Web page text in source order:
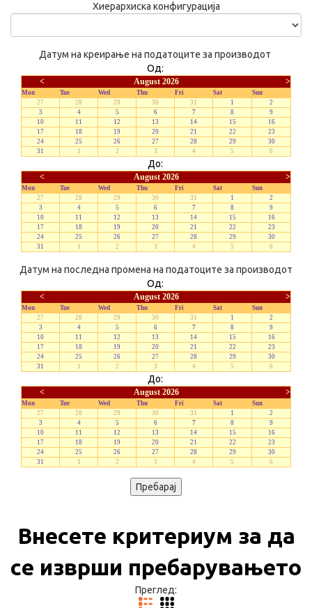
Хиерархиска конфигурација
Датум на креирање на податоците за производот
Од:
< August 2026 >
Mon Tue Wed Thu Fri Sat
Sun
27
28 29 30 31 1
2
3
4 5 6 7 8
9
10
11 12 13 14 15
16
17
18 19 20 21 22
23
24
25 26 27 28 29
30
31
1 2 3 4 5 6
До:
< August 2026 >
Mon Tue Wed Thu Fri Sat
Sun
27
28 29 30 31 1
2
3
4 5 6 7 8
9
10
11 12 13 14 15
16
17
18 19 20 21 22
23
24
25 26 27 28 29
30
31
1 2 3 4 5 6
Датум на последна промена на податоците за производот
Од:
< August 2026 >
Mon Tue Wed Thu Fri Sat
Sun
27
28 29 30 31 1
2
3
4 5 6 7 8
9
10
11 12 13 14 15
16
17
18 19 20 21 22
23
24
25 26 27 28 29
30
31
1 2 3 4 5 6
До:
< August 2026 >
Mon Tue Wed Thu Fri Sat
Sun
27
28 29 30 31 1
2
3
4 5 6 7 8
9
10
11 12 13 14 15
16
17
18 19 20 21 22
23
24
25 26 27 28 29
30
31
1 2 3 4 5 6
Внесете критериум за да
се изврши пребарувањето
Преглед: